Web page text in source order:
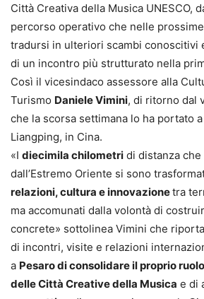
Città Creativa della Musica UNESCO,
percorso operativo che nelle
tradursi in ulteriori scambi conoscitivi
di un incontro più strutturato nella
Così il vicesindaco assessore alla
Turismo Daniele Vimini, di ritorno dal
che la scorsa settimana lo ha portato
Liangping, in Cina.
«I diecimila chilometri di distanza
dall’Estremo Oriente si sono
relazioni, cultura e innovazionetra
ma accomunati dalla volontà di
concrete» sottolinea Vimini che
di incontri, visite e relazioni
a Pesaro di consolidare il proprio
delle Città Creative della Musica e di